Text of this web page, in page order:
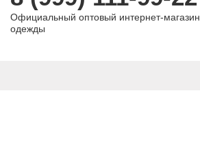
Официальный оптовый интернет-магазин
одежды